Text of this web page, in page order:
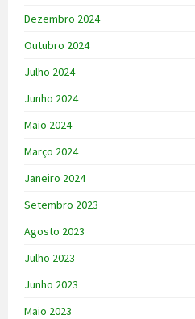
Dezembro 2024
Outubro 2024
Julho 2024
Junho 2024
Maio 2024
Março 2024
Janeiro 2024
Setembro 2023
Agosto 2023
Julho 2023
Junho 2023
Maio 2023